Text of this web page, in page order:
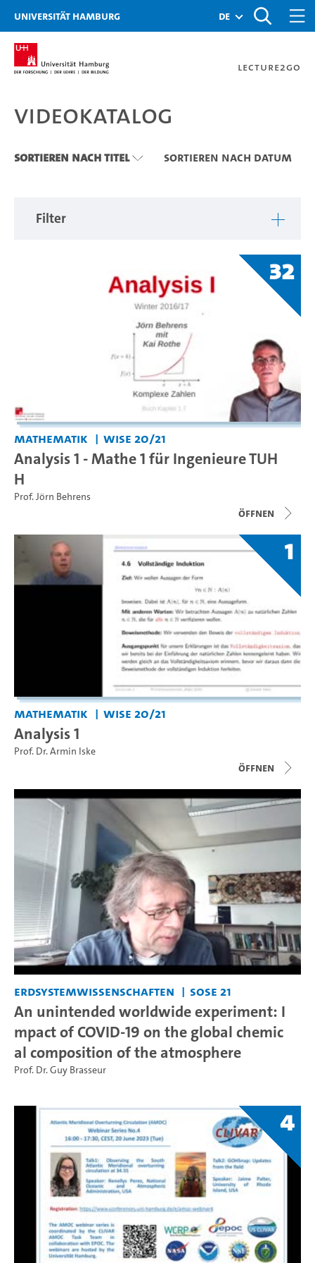
Zu den Filtern
Zur Metanavigation
Zur Hauptnavigation
Zur Suche
Zum Inhalt
Zum Seitenfuss
Universität Hamburg de
Lecture2Go
Videokatalog
Videokatalog
Sortieren nach Titel Sortieren nach Datum
Filter
32
Mathematik WiSe 20/21
Analysis 1 - Mathe 1 für Ingenieure TUH
H
Prof. Jörn Behrens
Öffnen
1
Mathematik WiSe 20/21
Analysis 1
Prof. Dr. Armin Iske
Öffnen
Erdsystemwissenschaften SoSe 21
An unintended worldwide experiment: I
mpact of COVID-19 on the global chemic
al composition of the atmosphere
Prof. Dr. Guy Brasseur
4